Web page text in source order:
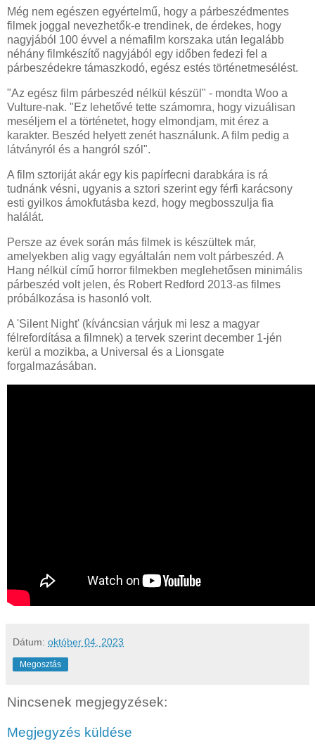
Még nem egészen egyértelmű, hogy a párbeszédmentes
filmek joggal nevezhetők-e trendinek, de érdekes, hogy
nagyjából 100 évvel a némafilm korszaka után legalább
néhány filmkészítő nagyjából egy időben fedezi fel a
párbeszédekre támaszkodó, egész estés történetmesélést.
"Az egész film párbeszéd nélkül készül" - mondta Woo a
Vulture-nak. "Ez lehetővé tette számomra, hogy vizuálisan
meséljem el a történetet, hogy elmondjam, mit érez a
karakter. Beszéd helyett zenét használunk. A film pedig a
látványról és a hangról szól".
A film sztoriját akár egy kis papírfecni darabkára is rá
tudnánk vésni, ugyanis a sztori szerint egy férfi karácsony
esti gyilkos ámokfutásba kezd, hogy megbosszulja fia
halálát.
Persze az évek során más filmek is készültek már,
amelyekben alig vagy egyáltalán nem volt párbeszéd. A
Hang nélkül című horror filmekben meglehetősen minimális
párbeszéd volt jelen, és Robert Redford 2013-as filmes
próbálkozása is hasonló volt.
A 'Silent Night' (kíváncsian várjuk mi lesz a magyar
félrefordítása a filmnek) a tervek szerint december 1-jén
kerül a mozikba, a Universal és a Lionsgate
forgalmazásában.
Dátum: október 04, 2023
Megosztás
Nincsenek megjegyzések:
Megjegyzés küldése